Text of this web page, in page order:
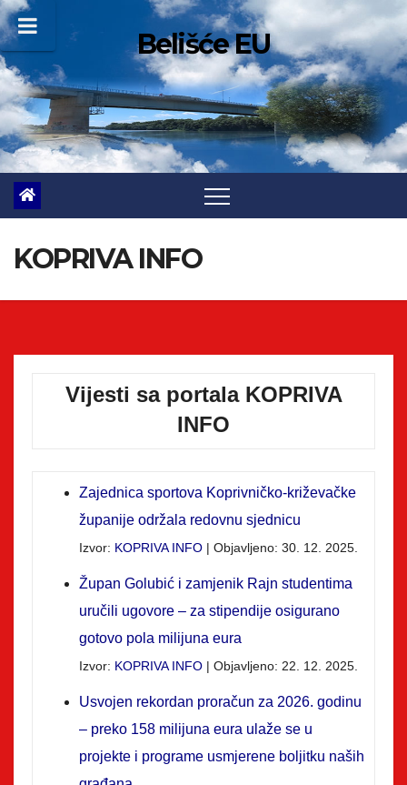
Skip
to
content
Belišće EU
KOPRIVA INFO
Vijesti sa portala KOPRIVA
INFO
Zajednica sportova Koprivničko-križevačke
županije održala redovnu sjednicu
Izvor: KOPRIVA INFO Objavljeno: 30. 12. 2025.
Župan Golubić i zamjenik Rajn studentima
uručili ugovore – za stipendije osigurano
gotovo pola milijuna eura
Izvor: KOPRIVA INFO Objavljeno: 22. 12. 2025.
Usvojen rekordan proračun za 2026. godinu
– preko 158 milijuna eura ulaže se u
projekte i programe usmjerene boljitku naših